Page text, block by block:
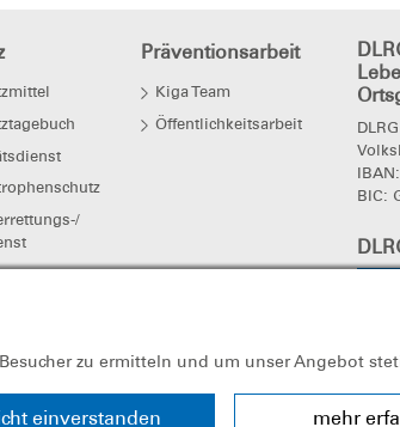
zu ermitteln und um unser Angebot
einverstanden mehr
Präventionsarbeit
Kiga Team
Öffentlichkeitsarbeit
BIC: